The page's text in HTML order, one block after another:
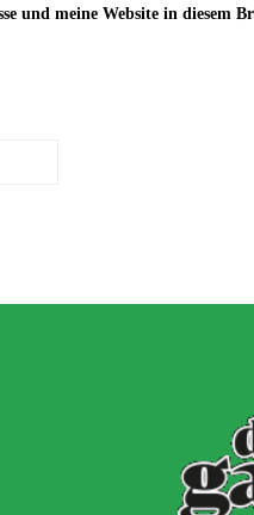
und meine Website in diesem